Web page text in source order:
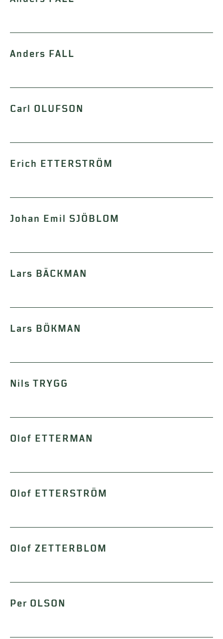
Anders FALL
Carl OLUFSON
Erich ETTERSTRÖM
Johan Emil SJÖBLOM
Lars BÄCKMAN
Lars BÖKMAN
Nils TRYGG
Olof ETTERMAN
Olof ETTERSTRÖM
Olof ZETTERBLOM
Per OLSON